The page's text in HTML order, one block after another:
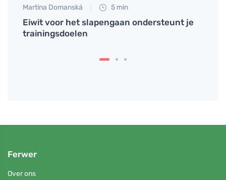
Martina Domanská 5 min
Eiwit voor het slapengaan ondersteunt je
trainingsdoelen
Ferwer
Over ons